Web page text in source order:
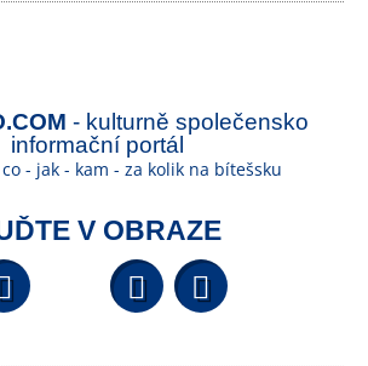
- kulturně společensko
informační portál
- jak - kam - za kolik na bítešsku
V OBRAZE
Facebook YouTube